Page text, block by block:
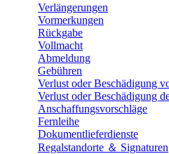
Verlängerungen
Vormerkungen
Rückgabe
Vollmacht
Abmeldung
Gebühren
Verlust oder Beschädigung
Verlust oder Beschädigung
Anschaffungsvorschläge
Fernleihe
Dokumentlieferdienste
Regalstandorte ＆ Signaturen